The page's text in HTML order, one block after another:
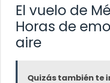
El vuelo de
Horas de
aire
Quizás también te